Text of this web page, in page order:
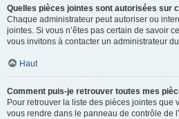
Quelles pièces jointes sont autorisées sur
Chaque administrateur peut autoriser ou
jointes. Si vous n’êtes pas certain de savoir
vous invitons à contacter un administrateur
Haut
Comment puis-je retrouver toutes mes
Pour retrouver la liste des pièces jointes que
vous rendre dans le panneau de contrôle de